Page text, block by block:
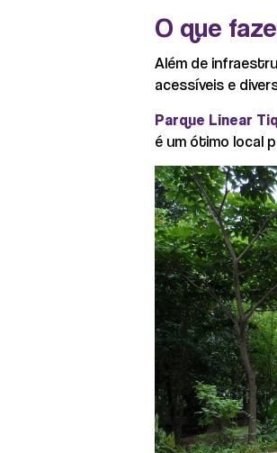
O que
Além de
acessíveis e
Parque Linear
é um ótimo local